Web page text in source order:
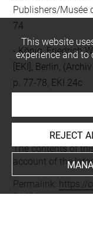
Publishers/Musée
74
König, Friedrich
[EKI], Berlin,
p. 77-78, EKI 24c
Last updated on
The contents of
account of the
Permalink: https://
21491
This website
experience and
REJECT